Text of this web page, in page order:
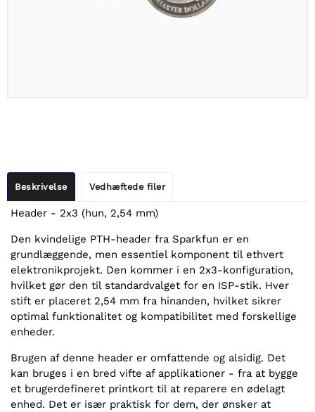
Beskrivelse Vedhæftede filer
Header - 2x3 (hun, 2,54 mm)
Den kvindelige PTH-header fra Sparkfun er en
grundlæggende, men essentiel komponent til ethvert
elektronikprojekt. Den kommer i en 2x3-konfiguration,
hvilket gør den til standardvalget for en ISP-stik. Hver
stift er placeret 2,54 mm fra hinanden, hvilket sikrer
optimal funktionalitet og kompatibilitet med forskellige
enheder.
Brugen af denne header er omfattende og alsidig. Det
kan bruges i en bred vifte af applikationer - fra at bygge
et brugerdefineret printkort til at reparere en ødelagt
enhed. Det er især praktisk for dem, der ønsker at